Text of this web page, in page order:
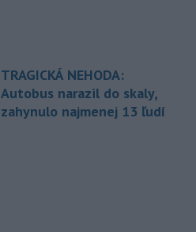
TRAGICKÁ NEHODA:
Autobus narazil do skaly,
zahynulo najmenej 13 ľudí